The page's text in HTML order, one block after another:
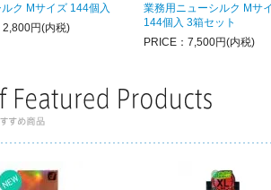
ク Mサイズ 144個入
2,800円(内税)
業務用ニューシルク Mサ
144個入 3箱セット
PRICE：7,500円(内税)